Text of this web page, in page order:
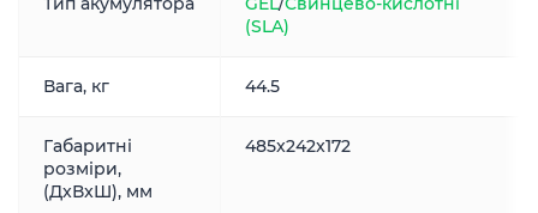
(SLA)
Вага, кг 44.5
Габаритні
розміри,
(ДxВxШ), мм
485x242x172